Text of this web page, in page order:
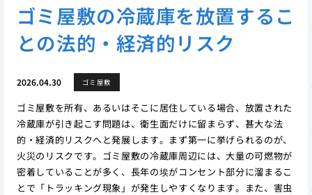
ゴミ屋敷の冷蔵庫を放置するこ
との法的・経済的リスク
2026.04.30 ゴミ屋敷
ゴミ屋敷を所有、あるいはそこに居住している場合、放置された
冷蔵庫が引き起こす問題は、衛生面だけに留まらず、甚大な法
的・経済的リスクへと発展します。まず第一に挙げられるのが、
火災のリスクです。ゴミ屋敷の冷蔵庫周辺には、大量の可燃物が
密着していることが多く、長年の埃がコンセント部分に溜まるこ
とで「トラッキング現象」が発生しやすくなります。また、害虫